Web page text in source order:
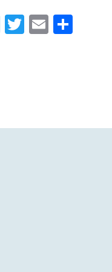
LinkedIn
Twitter
Email